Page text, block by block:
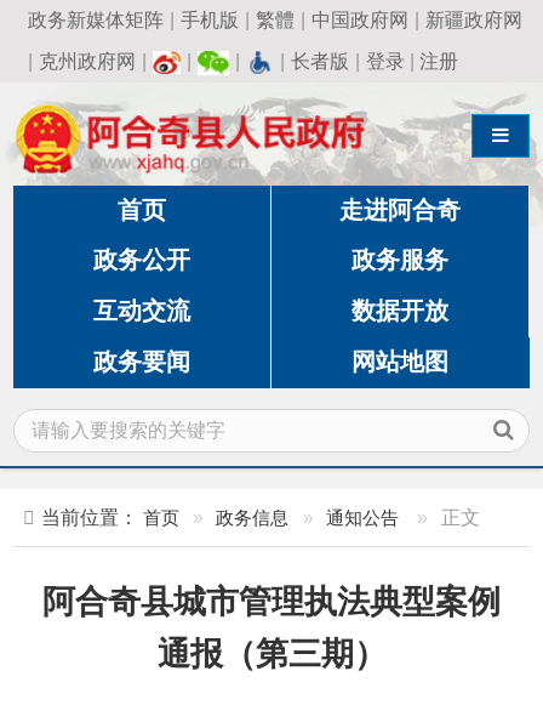
政务新媒体矩阵 | 手机版 繁體 | 中国政府网 | 新疆政府网
克州政府网 | | | 长者版 | 登录|注册
导航切换
首页 走进阿合奇
政务公开 政务服务
互动交流 数据开放
政务要闻 网站地图
当前位置： 首页 » 政务信息 » 通知公告 » 正文
阿合奇县城市管理执法典型案例
通报（第三期）
发
2025-11-